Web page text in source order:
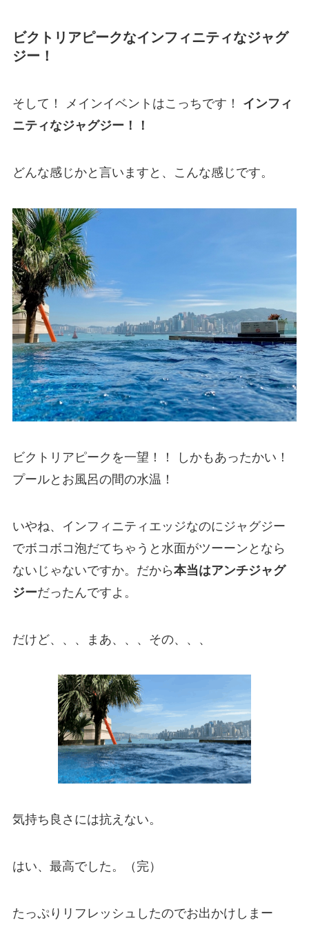
ビクトリアピークなインフィニティなジャグ
ジー！
そして！ メインイベントはこっちです！
インフィ
ニティなジャグジー！！
どんな感じかと言いますと、こんな感じです。
ビクトリアピークを一望！！ しかもあったかい！
プールとお風呂の間の水温！
いやね、インフィニティエッジなのにジャグジー
でボコボコ泡だてちゃうと水面がツーーンとなら
ないじゃないですか。だから本当はアンチジャグ
ジーだったんですよ。
だけど、、、まあ、、、その、、、
気持ち良さには抗えない。
はい、最高でした。（完）
たっぷりリフレッシュしたのでお出かけしまー